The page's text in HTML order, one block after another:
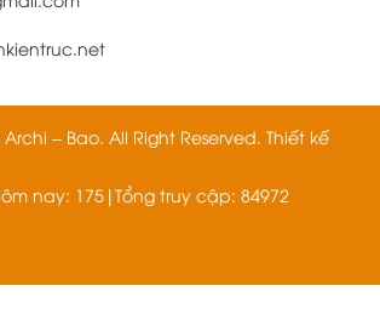
– Bao. All Right Reserved. Thiết kế
nay: 175 |Tổng truy cập: 84972